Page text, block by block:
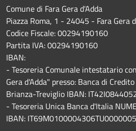
Comune di Fara Gera d'Adda
Piazza Roma, 1 - 24045 - Fara Gera
Codice Fiscale: 00294190160
Partita IVA: 00294190160
IBAN:
- Tesoreria Comunale intestatario
Gera d'Adda" presso: Banca di
Brianza-Treviglio IBAN:
- Tesoreria Unica Banca d'Italia
IBAN: